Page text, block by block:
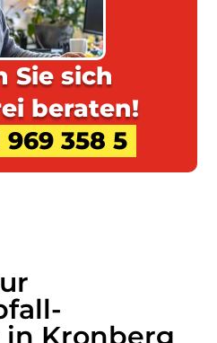
Sie sich
beraten!
969 358 5
-
Kronberg